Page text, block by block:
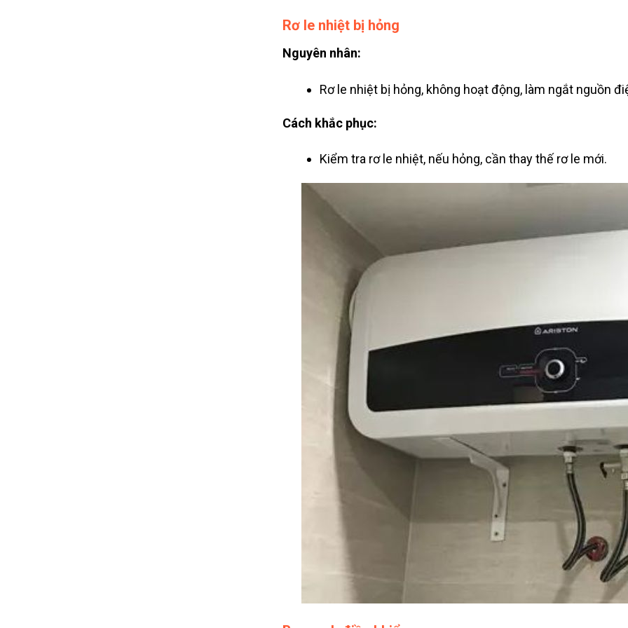
Rơ le nhiệt bị hỏng
Nguyên nhân:
Rơ le nhiệt bị hỏng, không hoạt động, làm ngắt nguồn
Cách khắc phục:
Kiểm tra rơ le nhiệt, nếu hỏng, cần thay thế rơ le mới.